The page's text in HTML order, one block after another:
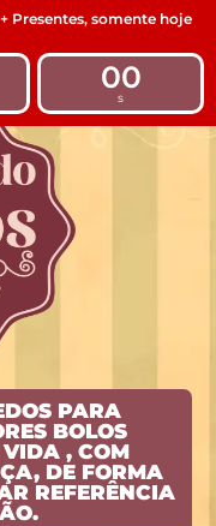
Presentes, somente hoje
00
s
PARA
BOLOS
VIDA , COM
DE FORMA
REFERÊNCIA